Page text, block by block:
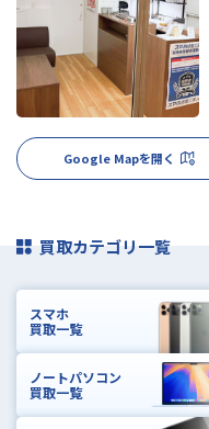
Google Mapを開く
買取カテゴリ一覧
スマホ
買取一覧
ノートパソコン
買取一覧